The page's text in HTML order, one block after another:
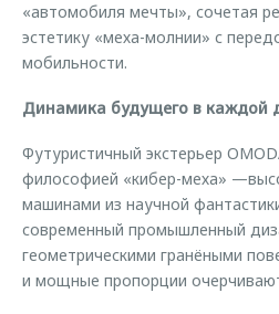
Калькулятор трейд-ин
Запчасти
«автомобиля мечты», сочетая
эстетику «меха-молнии» с
мобильности.
Динамика будущего в каждой
Футуристичный экстерьер
философией «кибер-меха»
машинами из научной
современный промышленный
геометрическими гранёными
и мощные пропорции